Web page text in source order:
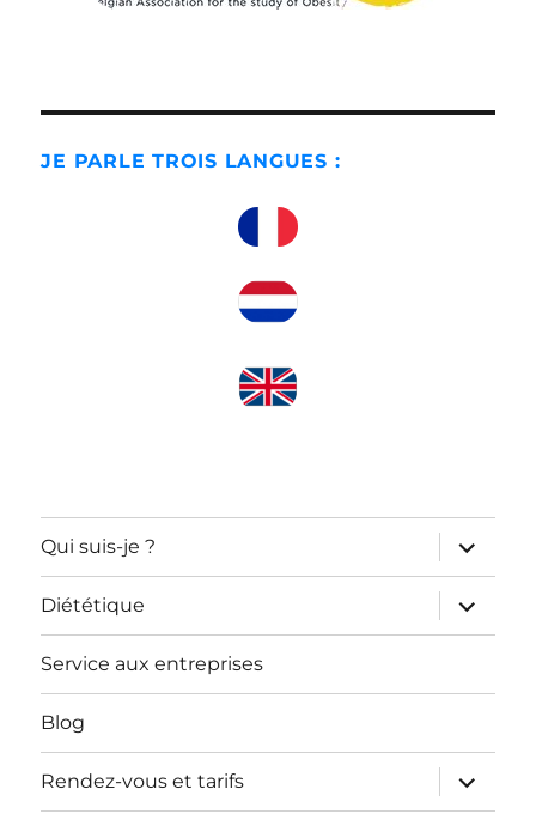
JE PARLE TROIS LANGUES :
Qui suis-je ?
ouvrir
le
sous-
menu
Diététique
ouvrir
le
sous-
Service aux entreprises
Blog
Rendez-vous et tarifs
ouvrir
le
sous-